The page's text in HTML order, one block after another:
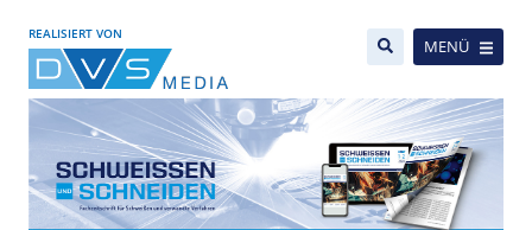
REALISIERT VON
MENÜ